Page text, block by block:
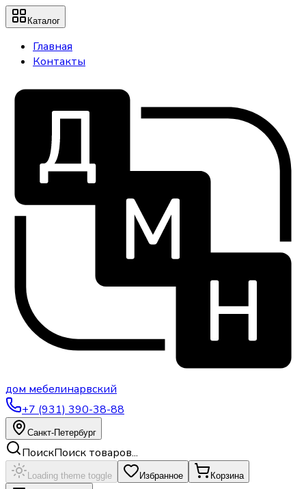
Каталог
Главная
Контакты
дом мебелинарвский
+7 (931) 390-38-88
Санкт-Петербург
ПоискПоиск товаров...
Loading theme toggle Избранное Корзина